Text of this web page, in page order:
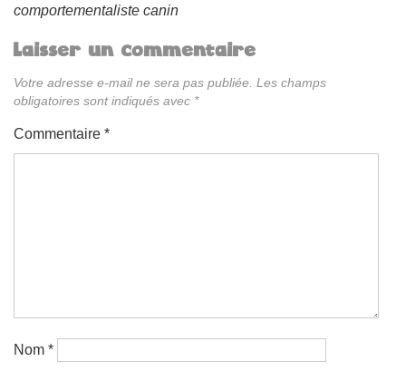
comportementaliste canin
Laisser un commentaire
Votre adresse e-mail ne sera pas publiée. Les champs
obligatoires sont indiqués avec *
Commentaire *
Nom *